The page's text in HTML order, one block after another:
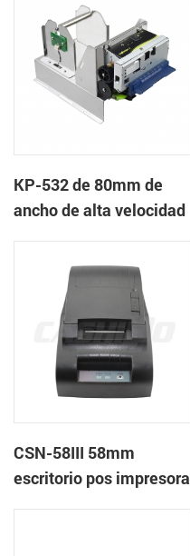
KP-532 de 80mm de
ancho de alta velocidad
del quiosco
CSN-58III 58mm
escritorio pos impresora